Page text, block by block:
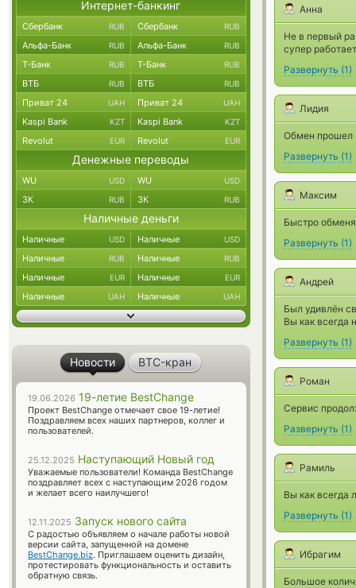
Анна
Не в первый
супер
Развернуть (1)
Лидия
Обмен прошел
Развернуть (1)
Максим
Быстро
Развернуть (1)
Андрей
Был удивлён
Вы как всегда
Развернуть (1)
Роман
Сервис
Развернуть (1)
Рамиль
Вы как всегда
Развернуть (1)
Ибрагим
Большое
Интернет-банкинг
Сбербанк RUB Сбербанк RUB
Альфа-Банк RUB Альфа-Банк RUB
Т-Банк RUB Т-Банк RUB
ВТБ RUB ВТБ RUB
Приват 24 UAH Приват 24 UAH
Kaspi Bank KZT Kaspi Bank KZT
Revolut EUR Revolut EUR
Денежные переводы
WU USD WU USD
ЗК RUB ЗК RUB
Наличные деньги
Наличные USD Наличные USD
Наличные RUB Наличные RUB
Наличные EUR Наличные EUR
Наличные UAH Наличные UAH
Новости BTC-кран
19.06.2026 19-летие BestChange
Проект BestChange отмечает свое 19-летие!
Поздравляем всех наших партнеров, коллег и
пользователей.
25.12.2025 Наступающий Новый год
Уважаемые пользователи! Команда BestChange
поздравляет всех с наступающим 2026 годом
и желает всего наилучшего!
12.11.2025 Запуск нового сайта
С радостью объявляем о начале работы новой
версии сайта, запущенной на домене
BestChange.biz. Приглашаем оценить дизайн,
протестировать функциональность и оставить
обратную связь.